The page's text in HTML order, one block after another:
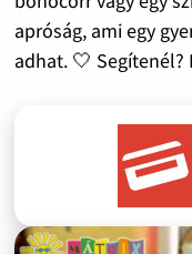
apróság, ami egy
adhat. 🤍